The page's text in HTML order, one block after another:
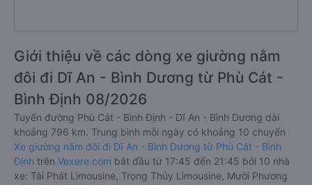
Giới thiệu về các dòng xe giường nằm
đôi đi Dĩ An - Bình Dương từ Phù Cát -
Bình Định 08/2026
Tuyến đường Phù Cát - Bình Định - Dĩ An - Bình Dương dài
khoảng 796 km. Trung bình mỗi ngày có khoảng 10 chuyến
Xe giường nằm đôi đi Dĩ An - Bình Dương từ Phù Cát - Bình
Định trên Vexere.com bắt đầu từ 17:45 đến 21:45 bởi 10 nhà
xe: Tài Phát Limousine, Trọng Thủy Limousine, Mười Phương